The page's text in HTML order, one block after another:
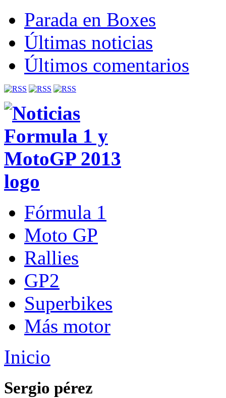
Parada en Boxes
Últimas noticias
Últimos comentarios
Fórmula 1
Moto GP
Rallies
GP2
Superbikes
Más motor
Inicio
Sergio pérez